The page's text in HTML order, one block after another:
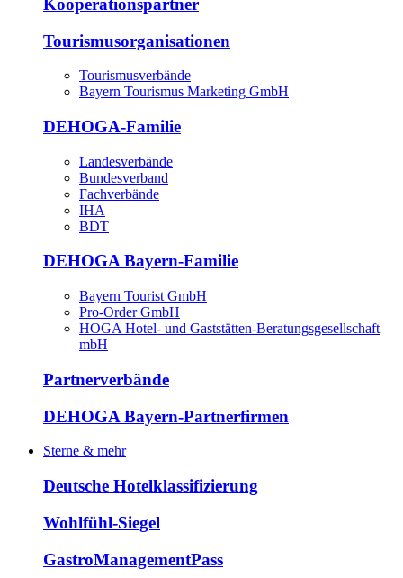
Kooperationspartner
Tourismusorganisationen
Tourismusverbände
Bayern Tourismus Marketing GmbH
DEHOGA-Familie
Landesverbände
Bundesverband
Fachverbände
IHA
BDT
DEHOGA Bayern-Familie
Bayern Tourist GmbH
Pro-Order GmbH
HOGA Hotel- und Gaststätten-Beratungsgesellschaft
mbH
Partnerverbände
DEHOGA Bayern-Partnerfirmen
Sterne & mehr
Deutsche Hotelklassifizierung
Wohlfühl-Siegel
GastroManagementPass